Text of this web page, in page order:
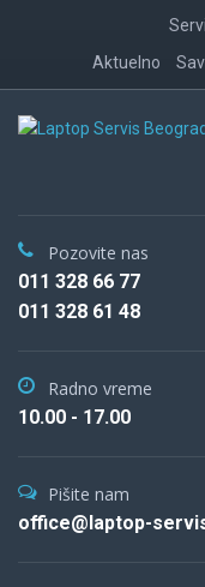
Aktuelno
Pozovite nas
011 328 66 77
011 328 61 48
Radno vreme
10.00 - 17.00
Pišite nam
office@laptop-